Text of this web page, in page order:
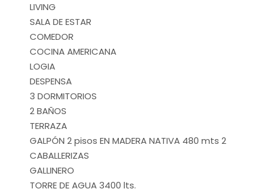
LIVING
SALA DE ESTAR
COMEDOR
COCINA AMERICANA
LOGIA
DESPENSA
3 DORMITORIOS
2 BAÑOS
TERRAZA
GALPÓN 2 pisos EN MADERA NATIVA 480 mts 2
CABALLERIZAS
GALLINERO
TORRE DE AGUA 3400 lts.